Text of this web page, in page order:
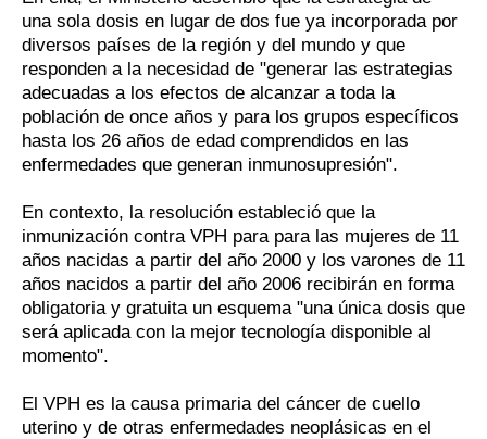
una sola dosis en lugar de dos fue ya incorporada por
diversos países de la región y del mundo y que
responden a la necesidad de "generar las estrategias
adecuadas a los efectos de alcanzar a toda la
población de once años y para los grupos específicos
hasta los 26 años de edad comprendidos en las
enfermedades que generan inmunosupresión".
En contexto, la resolución estableció que la
inmunización contra VPH para para las mujeres de 11
años nacidas a partir del año 2000 y los varones de 11
años nacidos a partir del año 2006 recibirán en forma
obligatoria y gratuita un esquema "una única dosis que
será aplicada con la mejor tecnología disponible al
momento".
El VPH es la causa primaria del cáncer de cuello
uterino y de otras enfermedades neoplásicas en el